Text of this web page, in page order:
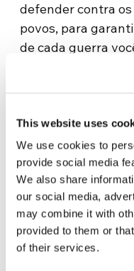
This website uses
We use cookies to
provide social media
We also share
our social media,
may combine it with
provided to them or
of their services.
defender contra
povos, para
de cada guerra
nenhum
uma frase usada
verdade” –
estiver preparada,
mais tarde. E isso
conflitos
Ao falar de
fenômeno de hoje
conflitos que